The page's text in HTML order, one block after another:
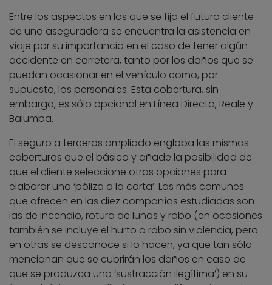
Entre los aspectos en los que se fija el futuro cliente
de una aseguradora se encuentra la asistencia en
viaje por su importancia en el caso de tener algún
accidente en carretera, tanto por los daños que se
puedan ocasionar en el vehículo como, por
supuesto, los personales. Esta cobertura, sin
embargo, es sólo opcional en Línea Directa, Reale y
Balumba.
El seguro a terceros ampliado engloba las mismas
coberturas que el básico y añade la posibilidad de
que el cliente seleccione otras opciones para
elaborar una ‘póliza a la carta’. Las más comunes
que ofrecen en las diez compañías estudiadas son
las de incendio, rotura de lunas y robo (en ocasiones
también se incluye el hurto o robo sin violencia, pero
en otras se desconoce si lo hacen, ya que tan sólo
mencionan que se cubrirán los daños en caso de
que se produzca una ‘sustracción ilegítima’) en su